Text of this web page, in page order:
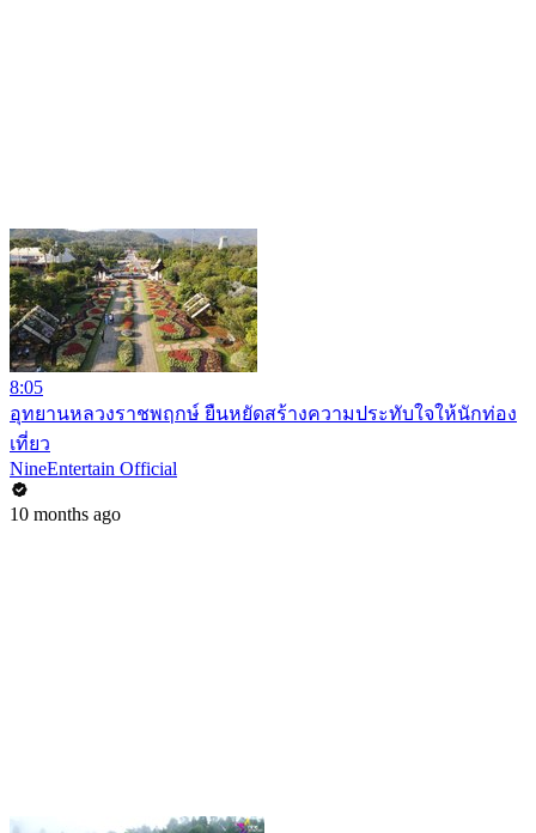
8:05
อุทยานหลวงราชพฤกษ์ ยืนหยัดสร้างความประทับใจให้นักท่อง
เที่ยว
NineEntertain Official
10 months ago